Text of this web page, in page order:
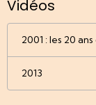
Vidéos
2001 : les 20
2013